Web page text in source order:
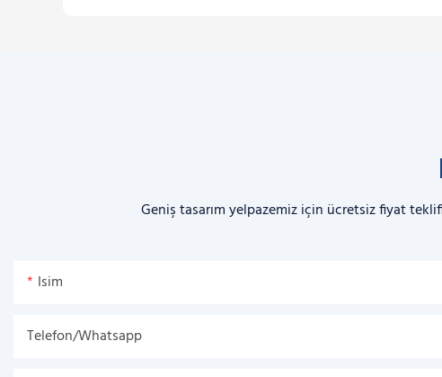
Geniş tasarım yelpazemiz için ücretsiz fiyat
Isim
Telefon/Whatsapp